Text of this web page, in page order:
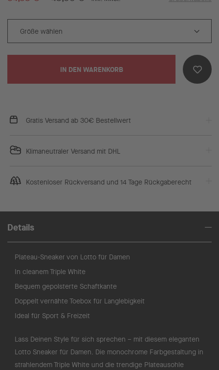
IN DEN WARENKORB
Gratis Versand ab 30€ Bestellwert
Klimaneutraler Versand mit DHL
Kostenloser Rückversand und 14 Tage Rückgaberecht
Details
Plateau-Sneaker von Lotto für Damen
In cleanem Triple White
Bequem gepolsterte Schaftkante
Doppelt vernähte Toebox für Langlebigkeit
Ideal für Sport & Freizeit
Lass Deinen Style für sich sprechen – mit diesem eleganten
Lotto Sneaker für Damen. Die monochrome Farbgestaltung in
strahlendem Triple White und die trendige Plateausohle